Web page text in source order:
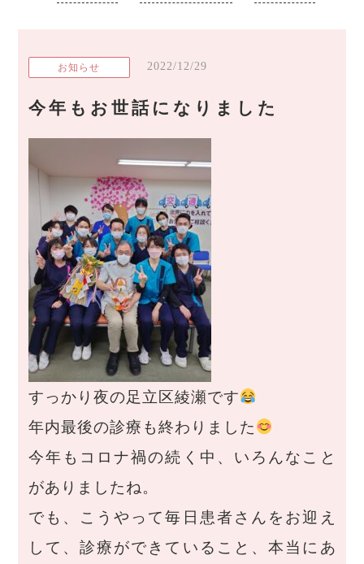
お知らせ 2022/12/29
今年もお世話になりました
すっかり夜の足立区綾瀬です
年内最後の診療も終わりました
今年もコロナ禍の続く中、いろんなこと
がありましたね。
でも、こうやって毎日患者さんをお迎え
して、診療ができていること、本当にあ